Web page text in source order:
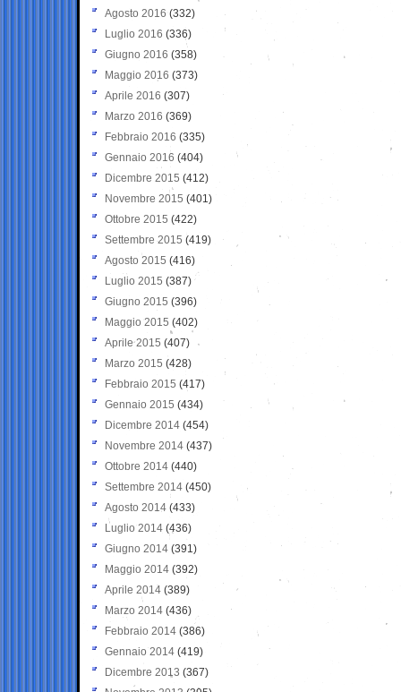
Agosto 2016 (332)
Luglio 2016 (336)
Giugno 2016 (358)
Maggio 2016 (373)
Aprile 2016 (307)
Marzo 2016 (369)
Febbraio 2016 (335)
Gennaio 2016 (404)
Dicembre 2015 (412)
Novembre 2015 (401)
Ottobre 2015 (422)
Settembre 2015 (419)
Agosto 2015 (416)
Luglio 2015 (387)
Giugno 2015 (396)
Maggio 2015 (402)
Aprile 2015 (407)
Marzo 2015 (428)
Febbraio 2015 (417)
Gennaio 2015 (434)
Dicembre 2014 (454)
Novembre 2014 (437)
Ottobre 2014 (440)
Settembre 2014 (450)
Agosto 2014 (433)
Luglio 2014 (436)
Giugno 2014 (391)
Maggio 2014 (392)
Aprile 2014 (389)
Marzo 2014 (436)
Febbraio 2014 (386)
Gennaio 2014 (419)
Dicembre 2013 (367)